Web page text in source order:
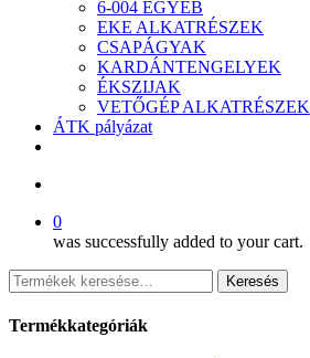
6-004 EGYÉB
EKE ALKATRÉSZEK
CSAPÁGYAK
KARDÁNTENGELYEK
ÉKSZIJAK
VETŐGÉP ALKATRÉSZEK
ÁTK pályázat
0
was successfully added to your cart.
Keresés
a
következőre:
Keresés
Termékkategóriák